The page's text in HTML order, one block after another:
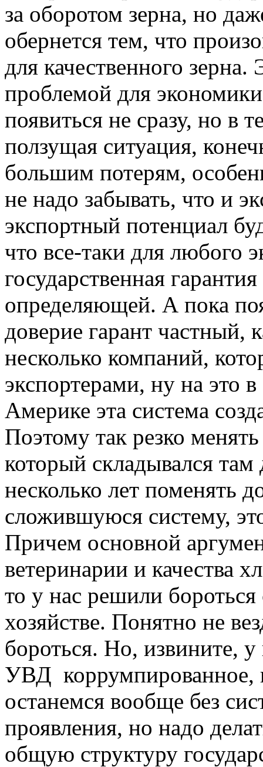
за оборотом зерна, но
обернется тем, что
для качественного
проблемой для
появиться не сразу, но в
ползущая ситуация,
большим потерям,
не надо забывать, что и
экспортный потенциал
что все-таки для любого
государственная гарантия
определяющей. А пока
доверие гарант частный,
несколько компаний,
экспортерами, ну на это
Америке эта система
Поэтому так резко
который складывался
несколько лет поменять
сложившуюся систему,
Причем основной
ветеринарии и качества
то у нас решили
хозяйстве. Понятно не
бороться. Но, извините,
УВД коррумпированное,
останемся вообще без
проявления, но надо
общую структуру